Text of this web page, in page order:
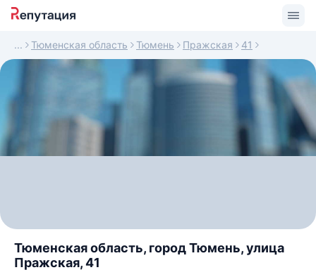
Тюменская область Тюмень Пражская 41
Тюменская область, город Тюмень, улица
Пражская, 41